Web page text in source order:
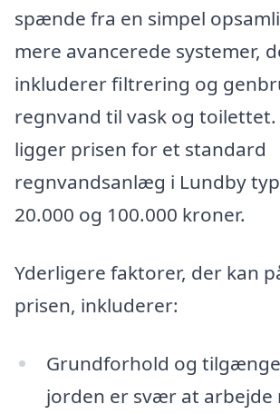
spænde fra en simpel
mere avancerede systemer,
inkluderer filtrering og
regnvand til vask og
ligger prisen for et standard
regnvandsanlæg i Lundby
20.000 og 100.000 kroner.
Yderligere faktorer, der kan
prisen, inkluderer:
Grundforhold og
jorden er svær at arbejde